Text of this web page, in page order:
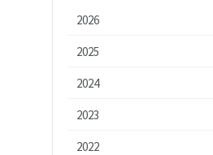
2026
2025
2024
2023
2022